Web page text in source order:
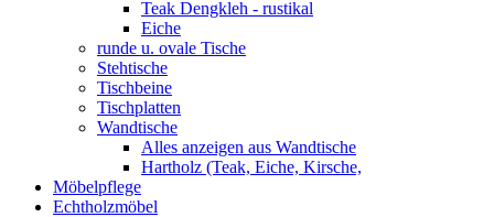
Teak Dengkleh - rustikal
Eiche
runde u. ovale Tische
Stehtische
Tischbeine
Tischplatten
Wandtische
Alles anzeigen aus Wandtische
Hartholz (Teak, Eiche, Kirsche,
Möbelpflege
Echtholzmöbel